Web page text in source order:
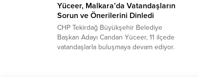
Yüceer, Malkara’da Vatandaşların
Sorun ve Önerilerini Dinledi
CHP Tekirdağ Büyükşehir Belediye
Başkan Adayı Candan Yüceer, 11 ilçede
vatandaşlarla buluşmaya devam ediyor.